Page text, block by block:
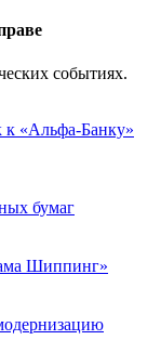
событиях.
к «Альфа-Банку»
бумаг
Шиппинг»